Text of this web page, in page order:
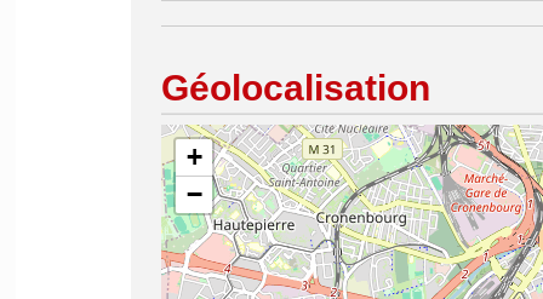
Géolocalisation
+
−